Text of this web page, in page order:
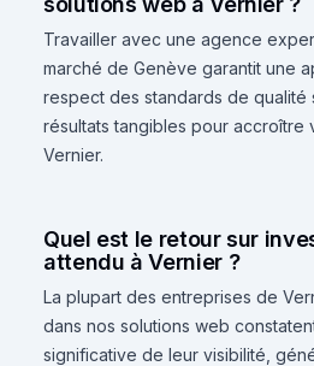
Travailler avec une agence
marché de Genève garantit une
respect des standards de qualité
résultats tangibles pour accroître
Vernier.
Quel est le retour sur
attendu à Vernier ?
La plupart des entreprises de
dans nos solutions web
significative de leur visibilité,